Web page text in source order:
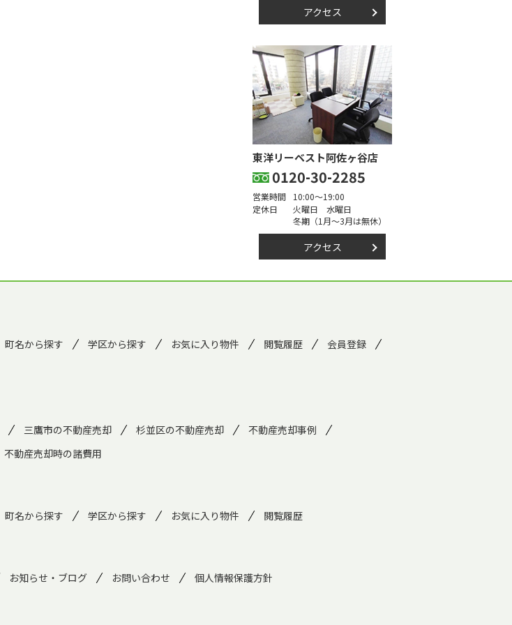
アクセス
東洋リーベスト阿佐ヶ谷店
0120-30-2285
営業時間
10:00～19:00
定休日
火曜日 水曜日
冬期（1月～3月は無休）
アクセス
町名から探す 学区から探す お気に入り物件 閲覧履歴
会員登録
三鷹市の不動産売却 杉並区の不動産売却
不動産売却事例
不動産売却時の諸費用
町名から探す 学区から探す お気に入り物件 閲覧履歴
お知らせ・ブログ お問い合わせ 個人情報保護方針